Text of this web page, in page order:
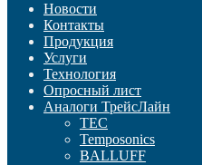
Новости
Контакты
Продукция
Услуги
Технология
Опросный лист
Аналоги ТрейсЛайн
TEC
Temposonics
BALLUFF